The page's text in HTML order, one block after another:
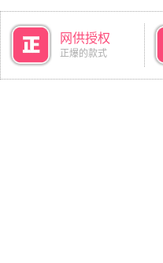
网供授权
正爆的款式